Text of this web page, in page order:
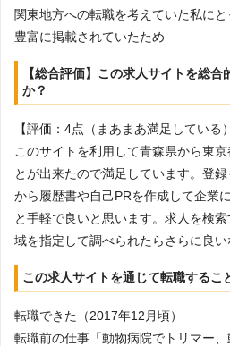
関東地方への転職を考えていた私に
豊富に掲載されていたため
【総合評価】この求人サイトを総
か？
【評価：4点（まあまあ満足している
このサイトを利用して青森県から東
とが出来たので満足しています。登
から履歴書や自己PRを作成して企業
と手軽で良いと思います。求人を検
域を指定して調べられたらさらに良い
この求人サイトを通じて転職するこ
転職できた（2017年12月頃）
転職前の仕事「動物病院でトリマー